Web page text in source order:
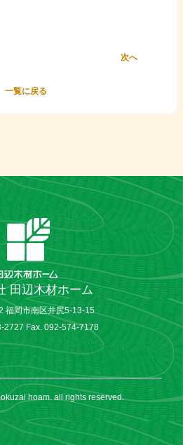
一覧に戻る
次へ
田辺木材ホーム
福岡市南区井尻5-13-15
2727 Fax. 092-574-7178
hoam. all rights reserved.